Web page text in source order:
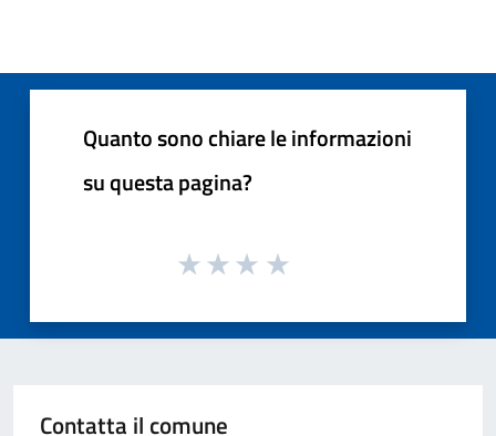
Quanto sono chiare le informazioni
su questa pagina?
Contatta il comune